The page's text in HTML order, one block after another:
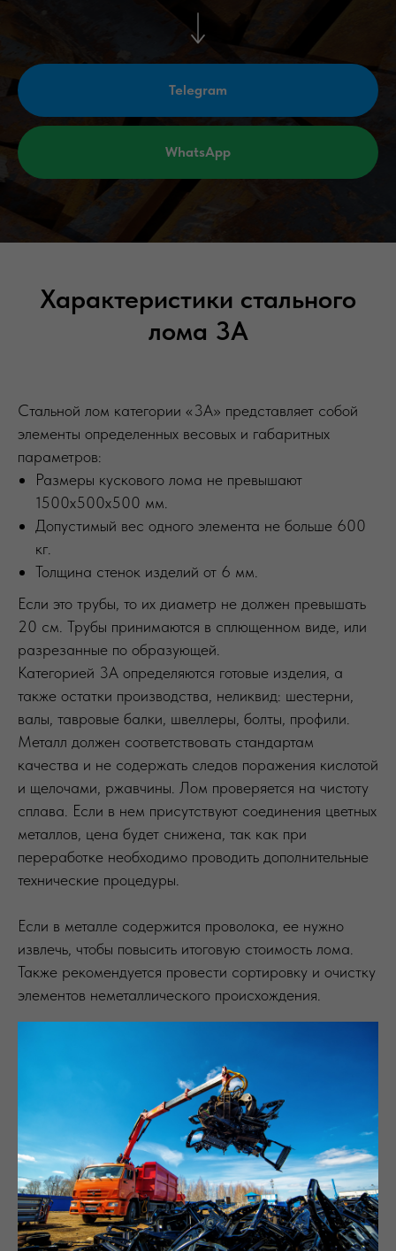
Telegram
WhatsApp
Характеристики стального
лома 3А
Стальной лом категории «3А» представляет собой
элементы определенных весовых и габаритных
параметров:
Размеры кускового лома не превышают
1500х500х500 мм.
Допустимый вес одного элемента не больше 600
кг.
Толщина стенок изделий от 6 мм.
Если это трубы, то их диаметр не должен превышать
20 см. Трубы принимаются в сплющенном виде, или
разрезанные по образующей.
Категорией 3А определяются готовые изделия, а
также остатки производства, неликвид: шестерни,
валы, тавровые балки, швеллеры, болты, профили.
Металл должен соответствовать стандартам
качества и не содержать следов поражения кислотой
и щелочами, ржавчины. Лом проверяется на чистоту
сплава. Если в нем присутствуют соединения цветных
металлов, цена будет снижена, так как при
переработке необходимо проводить дополнительные
технические процедуры.
Если в металле содержится проволока, ее нужно
извлечь, чтобы повысить итоговую стоимость лома.
Также рекомендуется провести сортировку и очистку
элементов неметаллического происхождения.
проводится в соответствии с установленными
нормами. Рекомендуем заранее подготовить металл
к сдаче, что гарантирует повышение цены. Мы готовы
предоставить транспортные услуги оптовым
сдатчикам, чтобы облегчить процесс приема
металла. Услуга вывоза выгодна, так как экономит
время и ресурсы клиента.